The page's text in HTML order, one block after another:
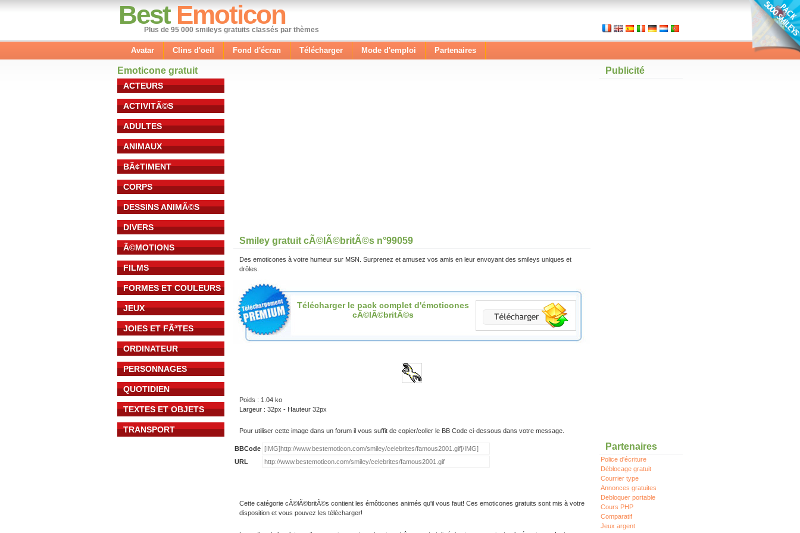
Best Emoticon
Plus de 95 000 smileys gratuits classés par thèmes
Avatar Clins d'oeil Fond d'écran Télécharger Mode d'emploi Partenaires
Emoticone gratuit
ACTEURS
ACTIVITÃ©S
ADULTES
ANIMAUX
BÃ¢TIMENT
CORPS
DESSINS ANIMÃ©S
DIVERS
Ã©MOTIONS
FILMS
FORMES ET COULEURS
JEUX
JOIES ET FÃªTES
ORDINATEUR
PERSONNAGES
QUOTIDIEN
TEXTES ET OBJETS
TRANSPORT
Smiley gratuit cÃ©lÃ©britÃ©s n°99059
Des emoticones à votre humeur sur MSN. Surprenez et amusez vos amis en leur envoyant des smileys uniques et
drôles.
Télécharger le pack complet d'émoticones
cÃ©lÃ©britÃ©s
Poids : 1.04 ko
Largeur : 32px - Hauteur 32px
Pour utiliser cette image dans un forum il vous suffit de copier/coller le BB Code ci-dessous dans votre message.
BBCode
URL
Cette catégorie cÃ©lÃ©britÃ©s contient les émôticones animés qu'il vous faut! Ces emoticones gratuits sont mis à votre
disposition et vous pouvez les télécharger!
Publicité
Partenaires
Police d'écriture
Déblocage gratuit
Courrier type
Annonces gratuites
Debloquer portable
Cours PHP
Comparatif
Jeux argent